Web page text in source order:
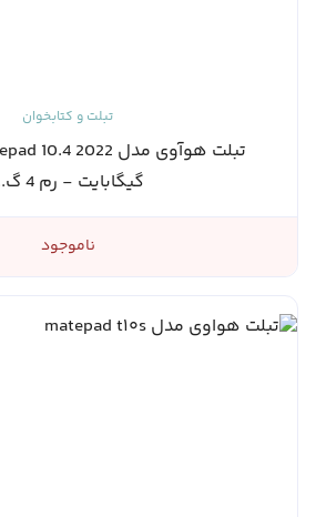
تبلت و کتابخوان
گیگابایت - رم 4 گ...
ناموجود